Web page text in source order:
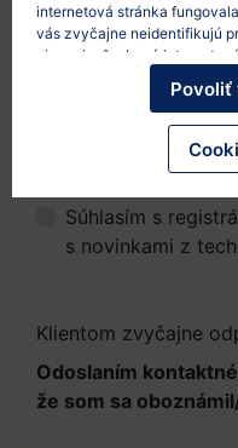
Súhlasím s
s novinkami z
Klientom zvyčajne
Odoslaním
že som sa
internetová stránka
vás zvyčajne neidentifikujú
viac prispôsobený
kategórií sa dozviete viac a
môže ovplyvniť vašu
Viac
Povoliť